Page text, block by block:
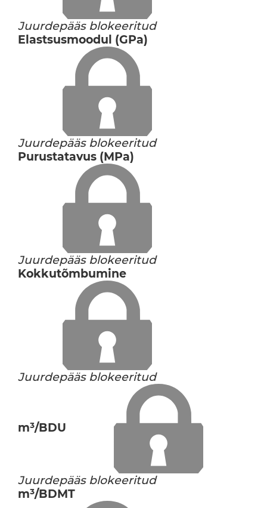
Juurdepääs blokeeritud
Elastsusmoodul (GPa)
Juurdepääs blokeeritud
Purustatavus (MPa)
Juurdepääs blokeeritud
Kokkutõmbumine
Juurdepääs blokeeritud
m³/BDU
Juurdepääs blokeeritud
m³/BDMT